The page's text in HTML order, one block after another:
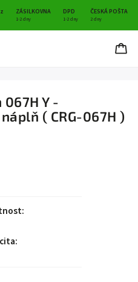
ZÁSILKOVNA DPD ČESKÁ POŠTA
1-2 dny 1-2 dny 2 dny
Y -
( CRG-067H )
:
: